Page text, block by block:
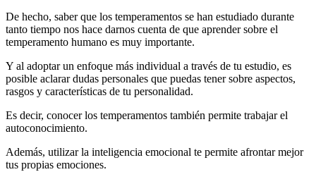
De hecho, saber que los temperamentos se han estudiado durante
tanto tiempo nos hace darnos cuenta de que aprender sobre el
temperamento humano es muy importante.
Y al adoptar un enfoque más individual a través de tu estudio, es
posible aclarar dudas personales que puedas tener sobre aspectos,
rasgos y características de tu personalidad.
Es decir, conocer los temperamentos también permite trabajar el
autoconocimiento.
Además, utilizar la inteligencia emocional te permite afrontar mejor
tus propias emociones.